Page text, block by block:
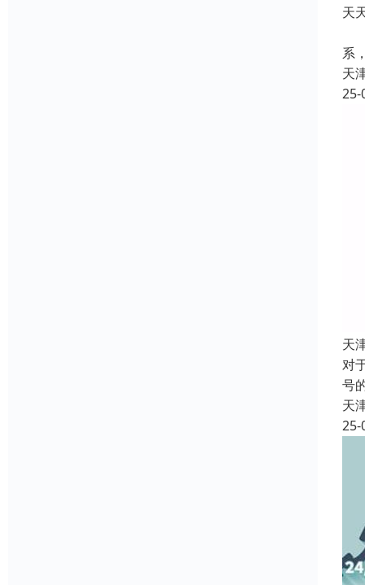
天
系
天
25-
天
对
号
天
25-